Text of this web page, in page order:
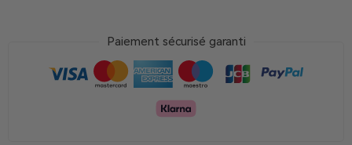
Paiement sécurisé garanti